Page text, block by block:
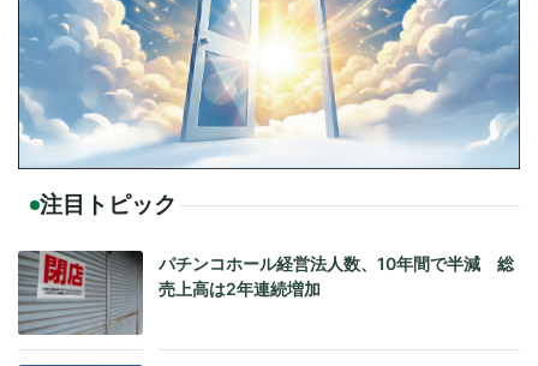
注目トピック
パチンコホール経営法人数、10年間で半減 総
売上高は2年連続増加